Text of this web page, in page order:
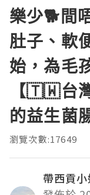
樂少🐕間
肚子、軟
始，為毛
【🇹🇼台
的益生菌
瀏覽次數:17649
帶西貢